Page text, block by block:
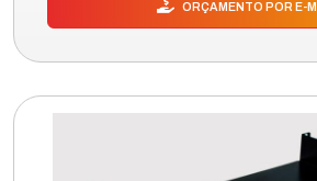
ORÇAMENTO POR E-